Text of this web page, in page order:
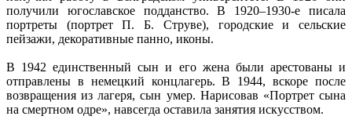
получили югославское подданство. В 1920–1930-е писала
портреты (портрет П. Б. Струве), городские и сельские
пейзажи, декоративные панно, иконы.
В 1942 единственный сын и его жена были арестованы и
отправлены в немецкий концлагерь. В 1944, вскоре после
возвращения из лагеря, сын умер. Нарисовав «Портрет сына
на смертном одре», навсегда оставила занятия искусством.